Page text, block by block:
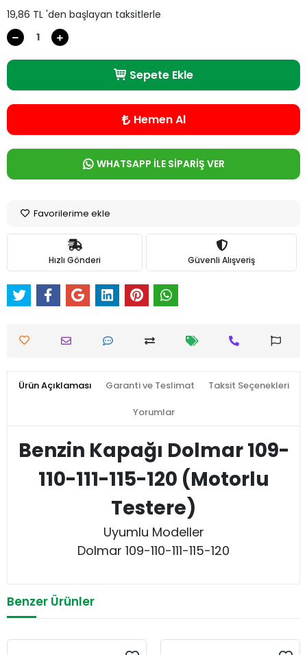
19,86 TL 'den başlayan taksitlerle
Sepete Ekle
Hemen Al
WHATSAPP İLE SİPARİŞ VER
Favorilerime ekle
Hızlı Gönderi Güvenli Alışveriş
Ürün Açıklaması Garanti ve Teslimat Taksit Seçenekleri
Yorumlar
Benzin Kapağı Dolmar 109-
110-111-115-120 (Motorlu
Testere)
Uyumlu Modeller
Dolmar 109-110-111-115-120
Benzer Ürünler